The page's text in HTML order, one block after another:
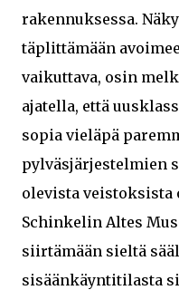
rakennuksessa.
täplittämään
vaikuttava, osin
ajatella, että
sopia vieläpä
pylväsjärjestelmien
olevista
Schinkelin Altes
siirtämään sieltä
sisäänkäyntitilasta